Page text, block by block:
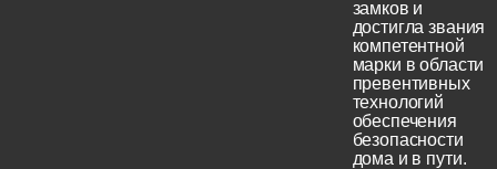
замков и
достигла звания
компетентной
марки в области
превентивных
технологий
обеспечения
безопасности
дома и в пути.